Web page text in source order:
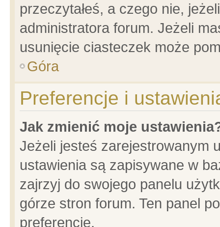
przeczytałeś, a czego nie,
administratora forum. Jeżeli
usunięcie ciasteczek może
Góra
Preferencje i
Jak zmienić moje
Jeżeli jesteś zarejestrowanym
ustawienia są zapisywane w
zajrzyj do swojego panelu
górze stron forum. Ten panel
preferencje.